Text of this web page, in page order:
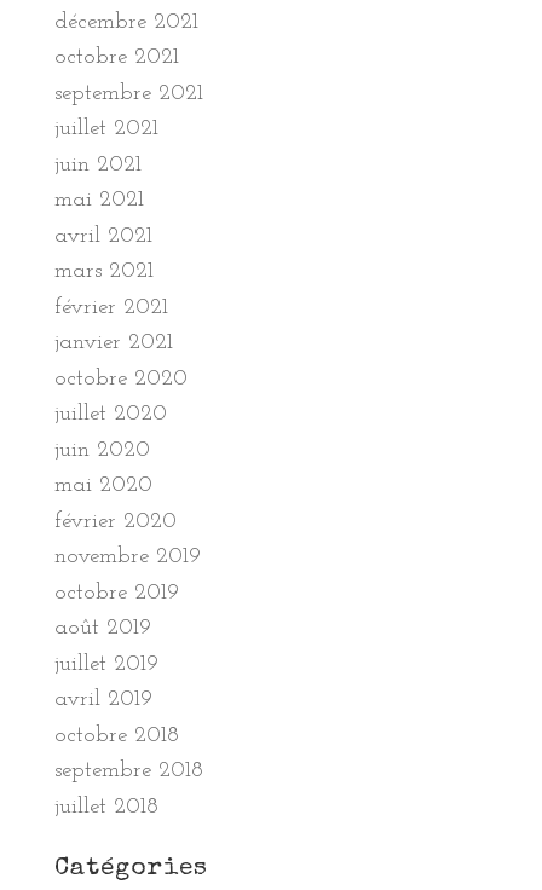
décembre 2021
octobre 2021
septembre 2021
juillet 2021
juin 2021
mai 2021
avril 2021
mars 2021
février 2021
janvier 2021
octobre 2020
juillet 2020
juin 2020
mai 2020
février 2020
novembre 2019
octobre 2019
août 2019
juillet 2019
avril 2019
octobre 2018
septembre 2018
juillet 2018
Catégories